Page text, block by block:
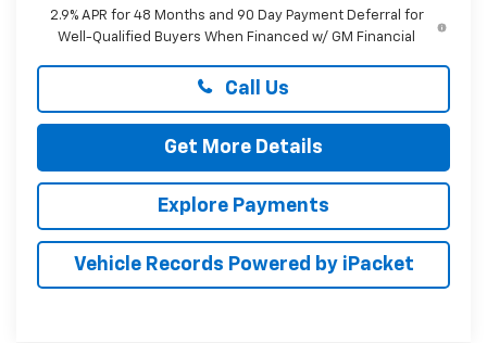
2.9% APR for 48 Months and 90 Day Payment Deferral for
Well-Qualified Buyers When Financed w/ GM Financial
Call Us
Get More Details
Explore Payments
Vehicle Records Powered by iPacket